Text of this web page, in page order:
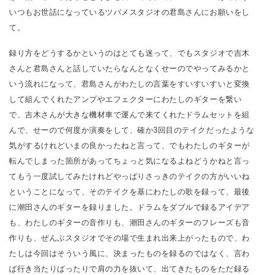
いつもお世話になっているツバメスタジオの君島さんにお願いをし
て。
録り方をどうするかというのはとても迷って、でもスタジオで吉木
さんと君島さんと話していたらなんとなくせーのでやってみるかと
いう流れになって、君島さんがわたしの言葉をすいすいすいと変換
して組んでくれたアンプやエフェクターにわたしのギターを繋い
で、吉木さんが大きな機材車で運んで来てくれたドラムセットを組
んで、せーので何度か演奏をして、確か3回目のテイクだったような
気がするけれどいまの良かったねと言って、でもわたしのギターが
転んでしまった箇所があってちょっと気になるよねどうかねと言っ
てもう一度試してみたけれどやっぱりさっきのテイクの方がいいね
ということになって、そのテイクを基にわたしの歌を録って、最後
に潮田さんのギターを録りました。ドラムをダブルで録るアイデア
も、わたしのギターの音作りも、潮田さんのギターのフレーズも音
作りも、ぜんぶスタジオでその場で生まれ出来上がったもので、わ
たしは今回はそういう風に、決まったものを録るのではなく、言わ
ば行き当たりばったりで肩の力を抜いて、出てきたものをただ録る